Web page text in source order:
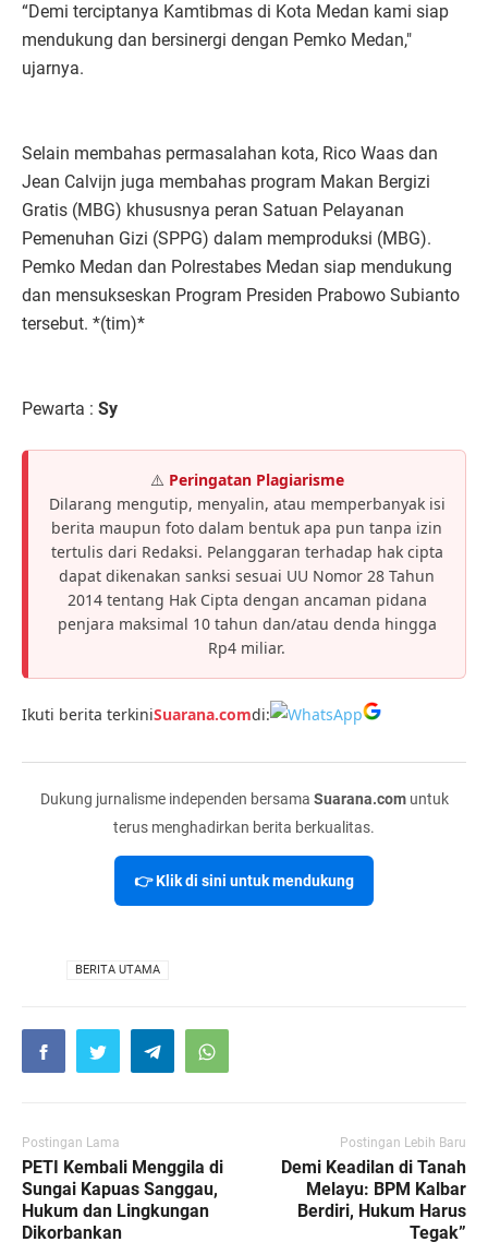
“Demi terciptanya Kamtibmas di Kota Medan kami siap
mendukung dan bersinergi dengan Pemko Medan,"
ujarnya.
Selain membahas permasalahan kota, Rico Waas dan
Jean Calvijn juga membahas program Makan Bergizi
Gratis (MBG) khususnya peran Satuan Pelayanan
Pemenuhan Gizi (SPPG) dalam memproduksi (MBG).
Pemko Medan dan Polrestabes Medan siap mendukung
dan mensukseskan Program Presiden Prabowo Subianto
tersebut. *(tim)*
Pewarta : Sy
⚠️ Peringatan Plagiarisme
Dilarang mengutip, menyalin, atau memperbanyak isi
berita maupun foto dalam bentuk apa pun tanpa izin
tertulis dari Redaksi. Pelanggaran terhadap hak cipta
dapat dikenakan sanksi sesuai UU Nomor 28 Tahun
2014 tentang Hak Cipta dengan ancaman pidana
penjara maksimal 10 tahun dan/atau denda hingga
Rp4 miliar.
Ikuti berita terkiniSuarana.comdi:
Dukung jurnalisme independen bersama Suarana.comuntuk
terus menghadirkan berita berkualitas.
👉 Klik di sini untuk mendukung
BERITA UTAMA
Postingan Lama
PETI Kembali Menggila di
Sungai Kapuas Sanggau,
Hukum dan Lingkungan
Dikorbankan
Postingan Lebih Baru
Demi Keadilan di Tanah
Melayu: BPM Kalbar
Berdiri, Hukum Harus
Tegak”